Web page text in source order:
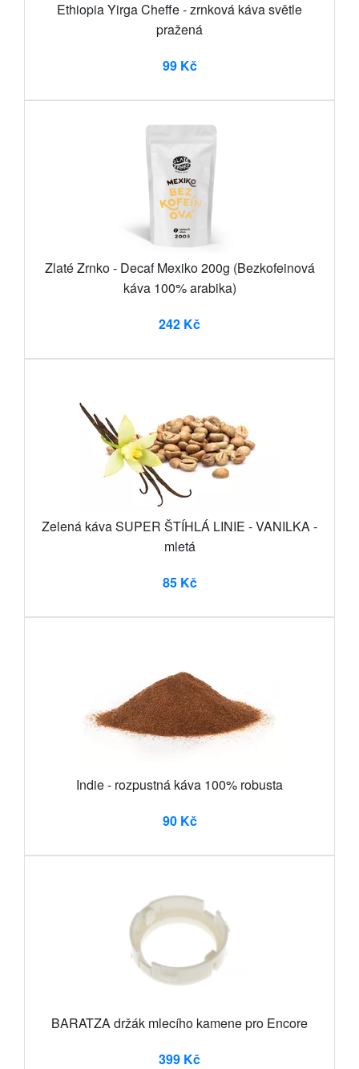
Ethiopia Yirga Cheffe - zrnková káva světle
pražená
99 Kč
Zlaté Zrnko - Decaf Mexiko 200g (Bezkofeinová
káva 100% arabika)
242 Kč
Zelená káva SUPER ŠTÍHLÁ LINIE - VANILKA -
mletá
85 Kč
Indie - rozpustná káva 100% robusta
90 Kč
BARATZA držák mlecího kamene pro Encore
399 Kč